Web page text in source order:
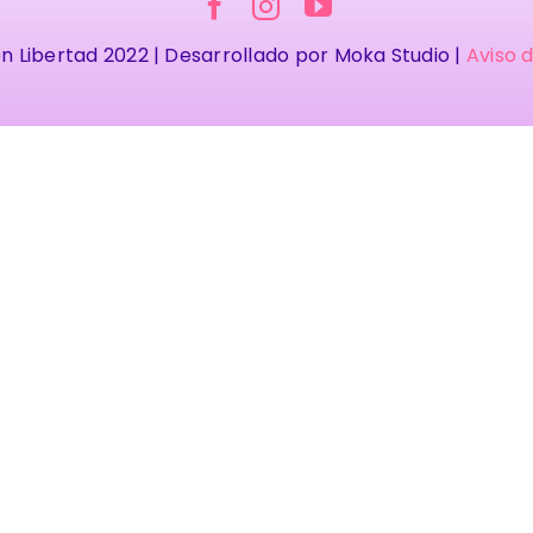
Libertad 2022 | Desarrollado por Moka Studio | Aviso